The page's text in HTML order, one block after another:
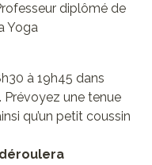
diplômé de
Yoga
à 19h45 dans
Prévoyez une tenue
qu’un petit coussin